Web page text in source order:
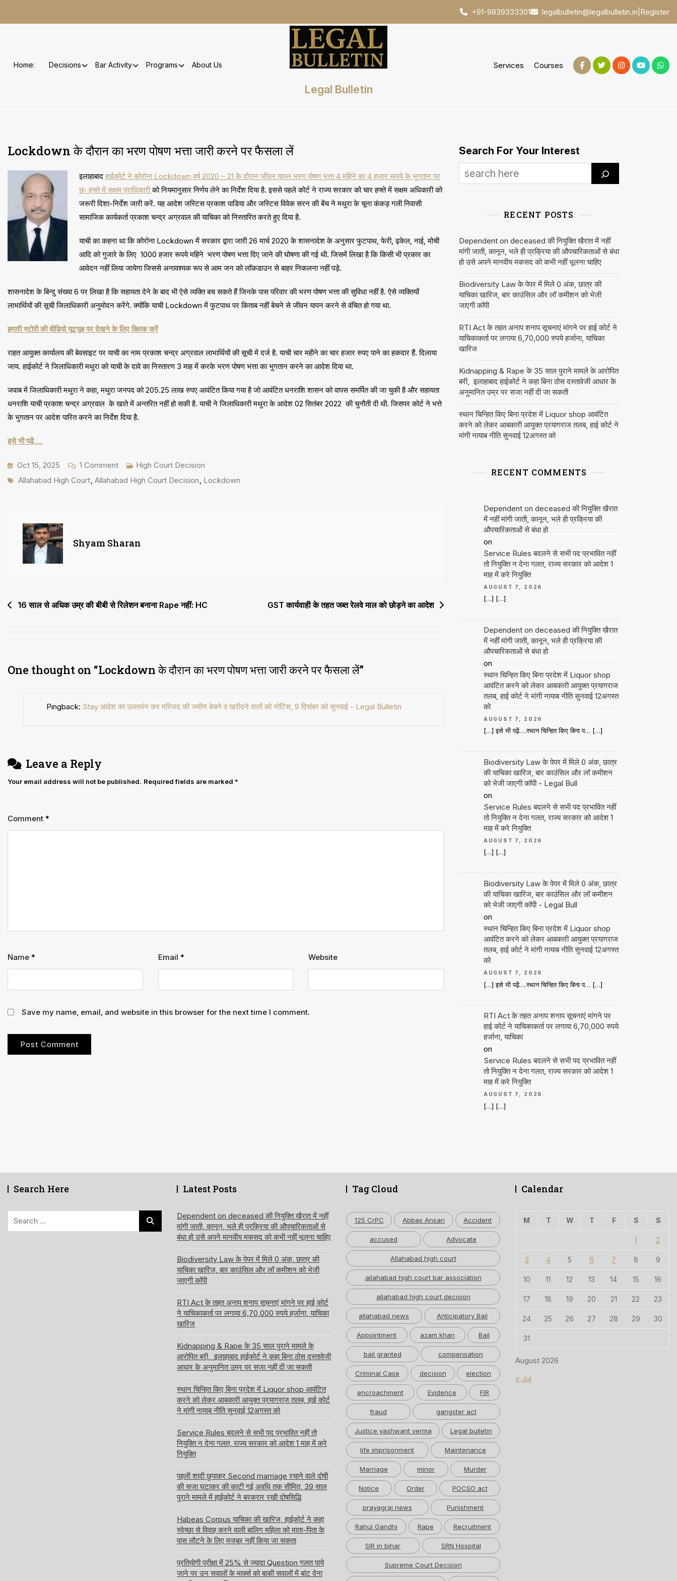
+91-9839333301 legalbulletin@legalbulletin.in Register
Home: Decisions Bar Activity Programs About Us
Legal Bulletin
Services Courses
Lockdown के दौरान का भरण पोषण भत्ता जारी करने पर फैसला लें
इलाहाबाद हाईकोर्ट ने कोरोना Lockdown वर्ष 2020 – 21 के दौरान जीवन यापन भरण पोषण भत्ता 4 महिने का 4 हजार रूपये के भुगतान पर
छः हफ्ते में सक्षम प्राधिकारीको नियमानुसार निर्णय लेने का निर्देश दिया है. इससे पहले कोर्ट ने राज्य सरकार को चार हफ्ते में सक्षम अधिकारी को
जरूरी दिशा-निर्देश जारी करें. यह आदेश जस्टिस प्रकाश पाडिया और जस्टिस विवेक सरन की बेंच ने मथुरा के चूना कंकड़ गली निवासी
सामाजिक कार्यकर्ता प्रकाश चन्द्र अग्रवाल की याचिका को निस्तारित करते हुए दिया है.
याची का कहना था कि कोरोना Lockdown में सरकार द्वारा जारी 26 मार्च 2020 के शासनादेश के अनुसार फुटपाथ, फेरी, ढ़केल, नाई, मोची
आदि को गुजारे के लिए 1000 हजार रूपये महिने भरण पोषण भत्ता दिए जाने की घोषणा की गई थी. जिसमें लिखा है कि किसी भी प्रकार का
आवेदन नहीं लिया जायेगा जिससे अनावश्यक रूप से आम जन को लॉकडाउन से बाहर निकलना नहीं पड़े.
शासनादेश के बिन्दु संख्या 6 पर लिखा है कि सहायता देने के बाद भी ऐसे व्यक्ति बच सकते हैं जिनके पास परिवार की भरण पोषण भत्ता की सुविधा नहीं है. ऐसे व्यक्तियों
लाभार्थियों की सूची जिलाधिकारी अनुमोदन करेंगे. क्योंकि याची Lockdown में फुटपाथ पर किताब नहीं बेचने से जीवन यापन करने से वंचित हो गया था.
हमारी स्टोरी की वीडियो यूट्यूब पर देखने के लिए क्लिक करें
राहत आयुक्त कार्यालय की बेवसाइट पर याची का नाम प्रकाश चन्द्र अग्रवाल लाभार्थियों की सूची में दर्ज है. याची चार महीने का चार हजार रुपए पाने का हकदार हैं. दिलाया
जाय. हाईकोर्ट ने जिलाधिकारी मथुरा को याची के दावे का निस्तारण 3 माह में करके भरण पोषण भत्ता का भुगतान करने का आदेश दिया था.
जवाब में जिलाधिकारी मथुरा ने कहा, मथुरा जनपद को 205.25 लाख रुपए आवंटित किया गया है जो आवंटित धनराशि शासन को वापस समर्पित की जा चुकी है और सहायता
धनराशि याची प्रकाश चन्द्र अग्रवाल के खाते में अन्तरित नहीं हो सकी है. याची ने जिलाधिकारी मथुरा के आदेश 02 सितंबर 2022 की चुनौती दी थी. जिसपर कोर्ट ने भत्ते
के भुगतान पर आदेश पारित करने का निर्देश दिया है.
इसे भी पढ़ें….
Oct 15, 2025 1 CommentOn
Lockdown
भरण
करने
High Court Decision
Tags
Allahabad High Court Allahabad High Court Decision Lockdown
Shyam Sharan
Post
16 साल से अधिक उम्र की बीबी से रिलेशन बनाना Rape नहीं: HC GST कार्यवाही के तहत जब्त रेलवे माल को छोड़ने का आदेश
One thought on “Lockdown के दौरान का भरण पोषण भत्ता जारी करने पर फैसला लें”
Pingback: Stay आदेश का उल्लघंन कर मस्जिद की जमीन बेचने व खरीदने वालों को नोटिस, 9 दिसंबर को सुनवाई - Legal Bulletin
Leave a Reply
Your email address will not be published. Required fields are marked *
Comment *
Name * Email * Website
Save my name, email, and website in this browser for the next time I comment.
Search For Your Interest
RECENT POSTS
Dependent on deceased की नियुक्ति खैरात में नहीं
मांगी जाती, कानून, भले ही प्रक्रिया की औपचारिकताओं से बंधा
हो उसे अपने मानवीय मकसद को कभी नहीं भूलना चाहिए
Biodiversity Law के पेपर में मिले 0 अंक, छात्र की
याचिका खारिज, बार काउंसिल और लॉ कमीशन को भेजी
जाएगी कॉपी
RTI Act के तहत अनाप शनाप सूचनाएं मांगने पर हाई कोर्ट ने
याचिकाकर्ता पर लगाया 6,70,000 रुपये हर्जाना, याचिका
खारिज
Kidnapping & Rape के 35 साल पुराने मामले के आरोपित
बरी, इलाहाबाद हाईकोर्ट ने कहा बिना ठोस दस्तावेजी आधार के
अनुमानित उम्र पर सजा नहीं दी जा सकती
स्थान चिन्हित किए बिना प्रदेश में Liquor shop आवंटित
करने को लेकर आबकारी आयुक्त प्रयागराज तलब, हाई कोर्ट ने
मांगी नायाब नीति सुनवाई 12अगस्त को
RECENT COMMENTS
Dependent on deceased की नियुक्ति खैरात
में नहीं मांगी जाती, कानून, भले ही प्रक्रिया की
औपचारिकताओं से बंधा हो
on
Service Rules बदलने से सभी पद प्रभावित नहीं
तो नियुक्ति न देना गलत, राज्य सरकार को आदेश 1
माह में करे नियुक्ति
AUGUST 7, 2026
[…] […]
Dependent on deceased की नियुक्ति खैरात
में नहीं मांगी जाती, कानून, भले ही प्रक्रिया की
औपचारिकताओं से बंधा हो
on
स्थान चिन्हित किए बिना प्रदेश में Liquor shop
आवंटित करने को लेकर आबकारी आयुक्त प्रयागराज
तलब, हाई कोर्ट ने मांगी नायाब नीति सुनवाई 12अगस्त
को
AUGUST 7, 2026
[…] इसे भी पढ़ें….स्थान चिन्हित किए बिना प… […]
Biodiversity Law के पेपर में मिले 0 अंक, छात्र
की याचिका खारिज, बार काउंसिल और लॉ कमीशन
को भेजी जाएगी कॉपी - Legal Bull
on
Service Rules बदलने से सभी पद प्रभावित नहीं
तो नियुक्ति न देना गलत, राज्य सरकार को आदेश 1
माह में करे नियुक्ति
AUGUST 7, 2026
[…] […]
Biodiversity Law के पेपर में मिले 0 अंक, छात्र
की याचिका खारिज, बार काउंसिल और लॉ कमीशन
को भेजी जाएगी कॉपी - Legal Bull
on
स्थान चिन्हित किए बिना प्रदेश में Liquor shop
आवंटित करने को लेकर आबकारी आयुक्त प्रयागराज
तलब, हाई कोर्ट ने मांगी नायाब नीति सुनवाई 12अगस्त
को
AUGUST 7, 2026
[…] इसे भी पढ़ें….स्थान चिन्हित किए बिना प… […]
RTI Act के तहत अनाप शनाप सूचनाएं मांगने पर
हाई कोर्ट ने याचिकाकर्ता पर लगाया 6,70,000 रुपये
हर्जाना, याचिका
on
Service Rules बदलने से सभी पद प्रभावित नहीं
तो नियुक्ति न देना गलत, राज्य सरकार को आदेश 1
माह में करे नियुक्ति
AUGUST 7, 2026
[…] […]
Search Here Latest Posts
Dependent on deceased की नियुक्ति खैरात में नहीं
मांगी जाती, कानून, भले ही प्रक्रिया की औपचारिकताओं से
बंधा हो उसे अपने मानवीय मकसद को कभी नहीं भूलना चाहिए
Biodiversity Law के पेपर में मिले 0 अंक, छात्र की
याचिका खारिज, बार काउंसिल और लॉ कमीशन को भेजी
जाएगी कॉपी
RTI Act के तहत अनाप शनाप सूचनाएं मांगने पर हाई कोर्ट
ने याचिकाकर्ता पर लगाया 6,70,000 रुपये हर्जाना, याचिका
खारिज
Kidnapping & Rape के 35 साल पुराने मामले के
आरोपित बरी, इलाहाबाद हाईकोर्ट ने कहा बिना ठोस दस्तावेजी
आधार के अनुमानित उम्र पर सजा नहीं दी जा सकती
स्थान चिन्हित किए बिना प्रदेश में Liquor shop आवंटित
करने को लेकर आबकारी आयुक्त प्रयागराज तलब, हाई कोर्ट
ने मांगी नायाब नीति सुनवाई 12अगस्त को
Service Rules बदलने से सभी पद प्रभावित नहीं तो
नियुक्ति न देना गलत, राज्य सरकार को आदेश 1 माह में करे
नियुक्ति
पहली शादी छुपाकर Second marriage रचाने वाले दोषी
की सजा घटाकर की काटी गई अवधि तक सीमित, 39 साल
पुराने मामले में हाईकोर्ट ने बरकरार रखी दोषसिद्धि
Habeas Corpus याचिका की खारिज, हाईकोर्ट ने कहा
स्वेच्छा से विवाह करने वाली बालिग महिला को माता-पिता के
पास लौटने के लिए मजबूर नहीं किया जा सकता
प्रतियोगी परीक्षा में 25% से ज्यादा Question गलत पाये
जाने पर उन सवालों के मार्क्स को बाकी सवालों में बांट देना
Tag Cloud
125 CrPC Abbas Ansari Accident
accused Advocate
Allahabad high court
allahabad high court bar association
allahabad high court decision
allahabad news Anticipatory Bail
Appointment azam khan Bail
bail granted compensation
Criminal Case decision election
encroachment Evidence FIR
fraud gangster act
Justice yashwant verma Legal bulletin
life imprisonment Maintenance
Marriage minor Murder
Notice Order POCSO act
prayagraj news Punishment
Rahul Gandhi Rape Recruitment
SIR in bihar SRN Hospital
Supreme Court Decision
Calendar
August 2026
M T W T F S S
1 2
3 4 5 6 7 8 9
10 11 12 13 14 15 16
17 18 19 20 21 22 23
24 25 26 27 28 29 30
31
« Jul